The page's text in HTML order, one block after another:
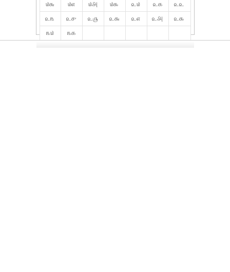
௰௬
௰௭ ௰௮ ௰௯ ௨௰ ௨௧
௨௨
௨௩
௨௪ ௨௫ ௨௬ ௨௭ ௨௮
௨௯
௩௰
௩௧